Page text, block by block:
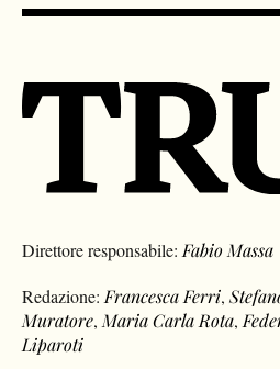
Direttore responsabile:Fabio Massa
Redazione:Francesca Ferri,
Muratore,Maria Carla Rota,
Liparoti